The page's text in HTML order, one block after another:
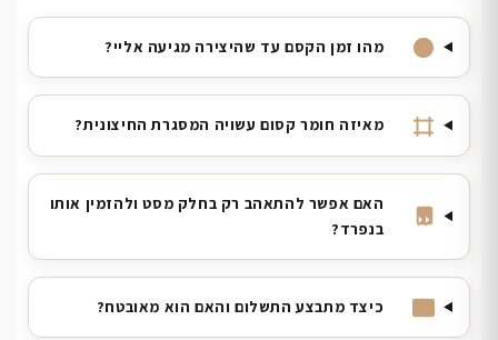
מהו זמן הקסם עד שהיצירה מגיעה אליי?
מאיזה חומר קסום עשויה המסגרת החיצונית?
האם אפשר להתאהב רק בחלק מסט ולהזמין אותו
בנפרד?
כיצד מתבצע התשלום והאם הוא מאובטח?